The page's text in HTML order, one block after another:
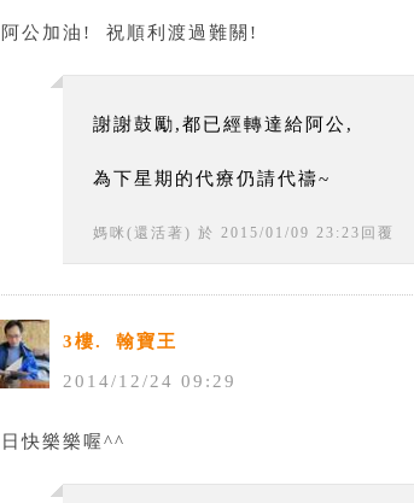
公加油! 祝順利渡過難關!
謝謝鼓勵,都已經轉達給阿公,
為下星期的代療仍請代禱~
媽咪(還活著) 於 2015/01 /09 23 : 23 回覆
3樓. 翰寶王
2014/12/24 09 : 29
快樂樂喔^^